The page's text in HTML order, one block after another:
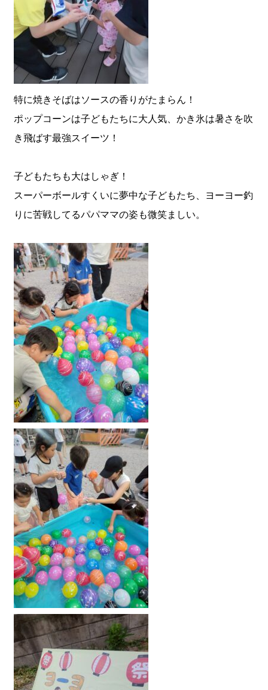
特に焼きそばはソースの香りがたまらん！
ポップコーンは子どもたちに大人気、かき氷は暑さを吹
き飛ばす最強スイーツ！
子どもたちも大はしゃぎ！
スーパーボールすくいに夢中な子どもたち、ヨーヨー釣
りに苦戦してるパパママの姿も微笑ましい。